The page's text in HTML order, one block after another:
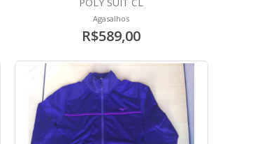
Agasalhos
R$589,00